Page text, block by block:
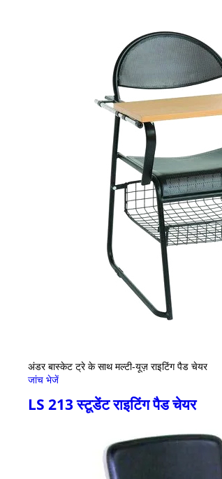
अंडर बास्केट ट्रे के साथ मल्टी-यूज़ राइटिंग पैड चेयर
जांच भेजें
LS 213 स्टूडेंट राइटिंग पैड चेयर